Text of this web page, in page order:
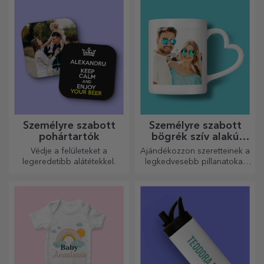
Személyre szabott
pohártartók
Védje a felületeket a
legeredetibb alátétekkel.
Személyre szabott
bögrék szív alakú
fogantyúval
Ajándékozzon szeretteinek a
legkedvesebb pillanatokat